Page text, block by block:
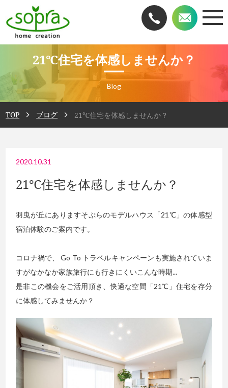
21℃住宅を体感しませんか？
Blog
TOP ブログ 21℃住宅を体感しませんか？
2020.10.31
21℃住宅を体感しませんか？
羽曳が丘にありますそぷらのモデルハウス「21℃」の体感型
宿泊体験のご案内です。
コロナ禍で、 Go To トラベルキャンペーンも実施されていま
すがなかなか家族旅行にも行きにくいこんな時期...
是非この機会をご活用頂き、快適な空間「21℃」住宅を存分
に体感してみませんか？